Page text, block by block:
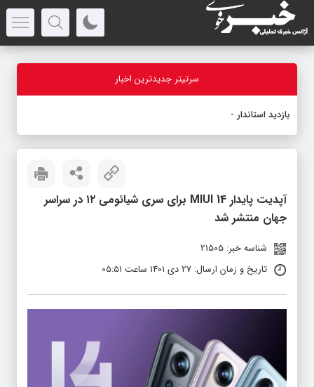
سرتیتر جدیدترین اخبار
بازدید استاندار آذر
آپدیت پایدار MIUI 14 برای سری شیائومی ۱۲ در سراسر
جهان منتشر شد
شناسه خبر: 21505
تاریخ و زمان ارسال: 27 دی 1401 ساعت 05:51